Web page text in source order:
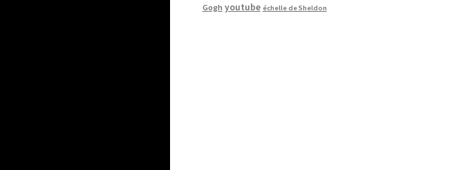
Gogh youtube échelle de Sheldon